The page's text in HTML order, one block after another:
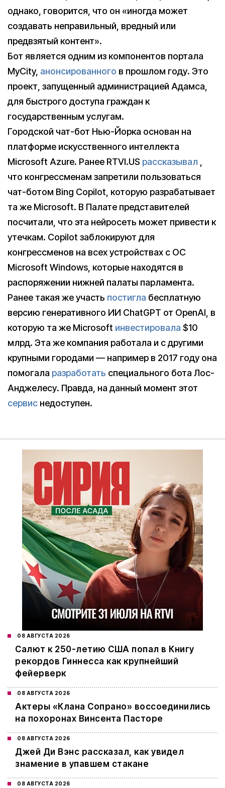
однако, говорится, что он «иногда может
создавать неправильный, вредный или
предвзятый контент».
Бот является одним из компонентов портала
MyCity, анонсированного в прошлом году. Это
проект, запущенный администрацией Адамса,
для быстрого доступа граждан к
государственным услугам.
Городской чат-бот Нью-Йорка основан на
платформе искусственного интеллекта
Microsoft Azure. Ранее RTVI.US рассказывал ,
что конгрессменам запретили пользоваться
чат-ботом Bing Copilot, которую разрабатывает
та же Microsoft. В Палате представителей
посчитали, что эта нейросеть может привести к
утечкам. Copilot заблокируют для
конгрессменов на всех устройствах с ОС
Microsoft Windows, которые находятся в
распоряжении нижней палаты парламента.
Ранее такая же участь постигла бесплатную
версию генеративного ИИ ChatGPT от OpenAI, в
которую та же Microsoft инвестировала $10
млрд. Эта же компания работала и с другими
крупными городами — например в 2017 году она
помогала разработать специального бота Лос-
Анджелесу. Правда, на данный момент этот
сервис недоступен.
08 АВГУСТА 2026
Салют к 250-летию США попал в Книгу
рекордов Гиннесса как крупнейший
фейерверк
08 АВГУСТА 2026
Актеры «Клана Сопрано» воссоединились
на похоронах Винсента Пасторе
08 АВГУСТА 2026
Джей Ди Вэнс рассказал, как увидел
знамение в упавшем стакане
08 АВГУСТА 2026